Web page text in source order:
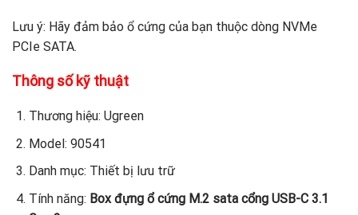
Lưu ý: Hãy đảm bảo ổ cứng của bạn thuộc dòng NVMe
PCIe SATA.
Thông số kỹ thuật
Thương hiệu: Ugreen
Model: 90541
Danh mục: Thiết bị lưu trữ
Tính năng: Box đựng ổ cứng M.2 sata cổng USB-C 3.1